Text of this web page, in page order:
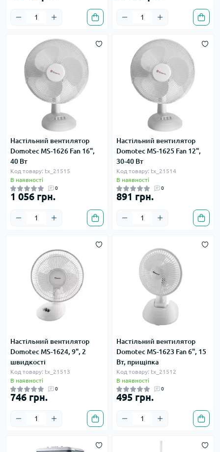
Настільний вентилятор
Domotec MS-1626 Fan 16",
40 Вт
Код товару: tx_21515
В наявності
0
1 056 грн.
Настільний вентилятор
Domotec MS-1625 Fan 12",
30-40 Вт
Код товару: tx_21514
В наявності
0
891 грн.
Настільний вентилятор
Domotec MS-1624, 9", 2
швидкості
Код товару: tx_21513
В наявності
0
746 грн.
Настільний вентилятор
Domotec MS-1623 Fan 6", 15
Вт, прищіпка
Код товару: tx_21512
В наявності
0
495 грн.